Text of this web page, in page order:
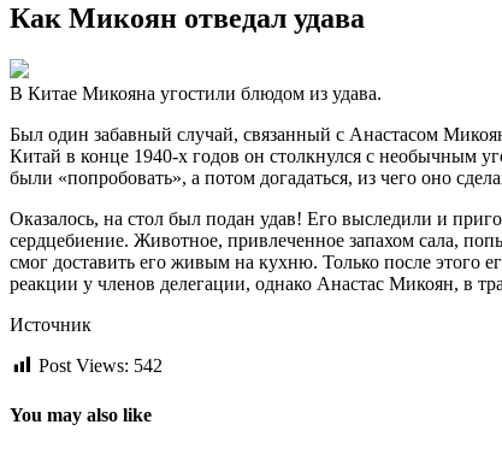
Как Микоян отведал удава
В Китае Микояна угостили блюдом из удава.
Был один забавный случай, связанный с Анастасом
Китай в конце 1940-х годов он столкнулся с необычным
были «попробовать», а потом догадаться, из чего оно
Оказалось, на стол был подан удав! Его выследили и
сердцебиение. Животное, привлеченное запахом сала,
смог доставить его живым на кухню. Только после этого
реакции у членов делегации, однако Анастас Микоян, в
Источник
Post Views: 542
You may also like